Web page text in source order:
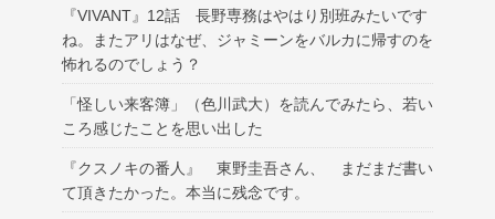
『VIVANT』12話 長野専務はやはり別班みたいです
ね。またアリはなぜ、ジャミーンをバルカに帰すのを
怖れるのでしょう？
「怪しい来客簿」（色川武大）を読んでみたら、若い
ころ感じたことを思い出した
『クスノキの番人』 東野圭吾さん、 まだまだ書い
て頂きたかった。本当に残念です。